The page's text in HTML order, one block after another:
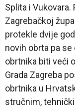
Splita i
Zagrebačkoj
protekle dvije
novih obrta pa
obrtnika biti veći
Grada Zagreba
obrtnika u
stručnim,